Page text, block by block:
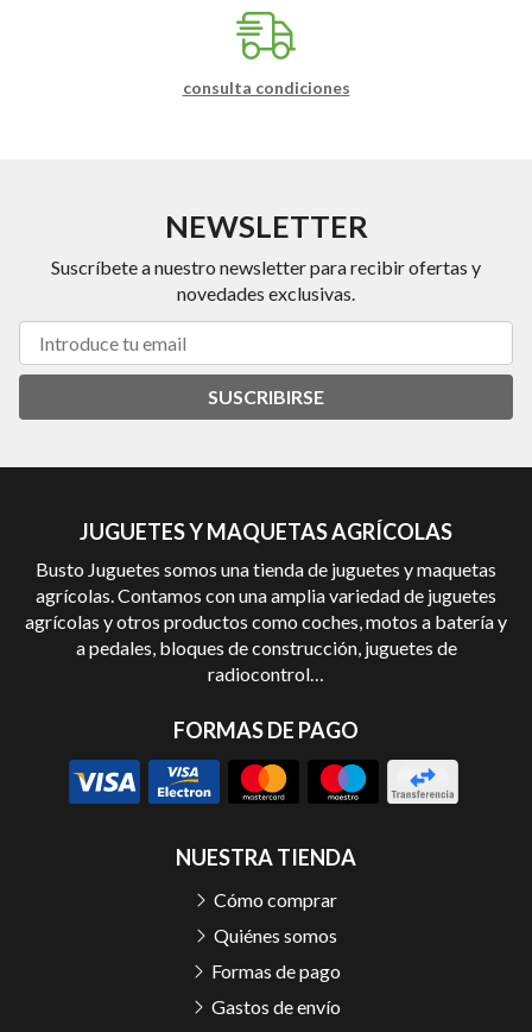
consulta condiciones
NEWSLETTER
Suscríbete a nuestro newsletter para recibir ofertas y
novedades exclusivas.
SUSCRIBIRSE
JUGUETES Y MAQUETAS AGRÍCOLAS
Busto Juguetes somos una tienda de juguetes y maquetas
agrícolas. Contamos con una amplia variedad de juguetes
agrícolas y otros productos como coches, motos a batería y
a pedales, bloques de construcción, juguetes de
radiocontrol…
FORMAS DE PAGO
NUESTRA TIENDA
Cómo comprar
Quiénes somos
Formas de pago
Gastos de envío